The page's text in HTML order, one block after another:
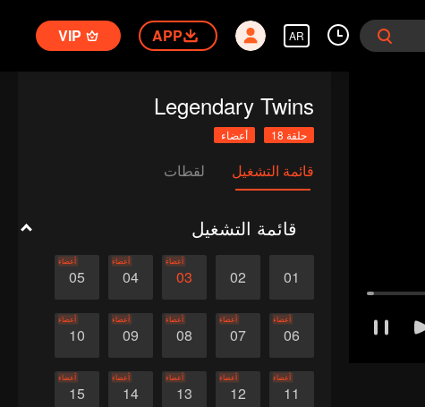
AR
APP
VIP
Legendary Twins
حلقة 18 أعضاء
قائمة التشغيل لقطات
قائمة التشغيل
01
02
03
أعضاء
04
أعضاء
05
أعضاء
06
أعضاء
07
أعضاء
08
أعضاء
09
أعضاء
10
أعضاء
11
أعضاء
12
أعضاء
13
أعضاء
14
أعضاء
15
أعضاء